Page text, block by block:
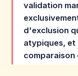
validation
d'exclusion
atypiques,